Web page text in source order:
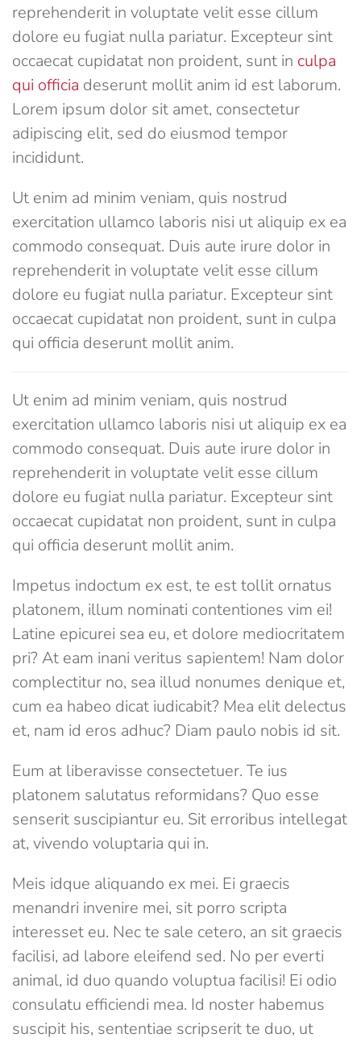
reprehenderit in voluptate velit esse cillum
dolore eu fugiat nulla pariatur. Excepteur sint
occaecat cupidatat non proident, sunt in culpa
qui officia deserunt mollit anim id est laborum.
Lorem ipsum dolor sit amet, consectetur
adipiscing elit, sed do eiusmod tempor
incididunt.
Ut enim ad minim veniam, quis nostrud
exercitation ullamco laboris nisi ut aliquip ex ea
commodo consequat. Duis aute irure dolor in
reprehenderit in voluptate velit esse cillum
dolore eu fugiat nulla pariatur. Excepteur sint
occaecat cupidatat non proident, sunt in culpa
qui officia deserunt mollit anim.
Ut enim ad minim veniam, quis nostrud
exercitation ullamco laboris nisi ut aliquip ex ea
commodo consequat. Duis aute irure dolor in
reprehenderit in voluptate velit esse cillum
dolore eu fugiat nulla pariatur. Excepteur sint
occaecat cupidatat non proident, sunt in culpa
qui officia deserunt mollit anim.
Impetus indoctum ex est, te est tollit ornatus
platonem, illum nominati contentiones vim ei!
Latine epicurei sea eu, et dolore mediocritatem
pri? At eam inani veritus sapientem! Nam dolor
complectitur no, sea illud nonumes denique et,
cum ea habeo dicat iudicabit? Mea elit delectus
et, nam id eros adhuc? Diam paulo nobis id sit.
Eum at liberavisse consectetuer. Te ius
platonem salutatus reformidans? Quo esse
senserit suscipiantur eu. Sit erroribus intellegat
at, vivendo voluptaria qui in.
Meis idque aliquando ex mei. Ei graecis
menandri invenire mei, sit porro scripta
interesset eu. Nec te sale cetero, an sit graecis
facilisi, ad labore eleifend sed. No per everti
animal, id duo quando voluptua facilisi! Ei odio
consulatu efficiendi mea. Id noster habemus
suscipit his, sententiae scripserit te duo, ut